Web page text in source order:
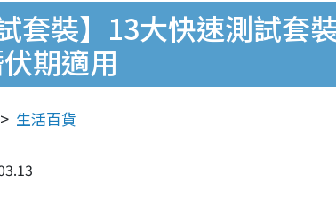
試套裝】13大快速測試
期適用
生活百貨